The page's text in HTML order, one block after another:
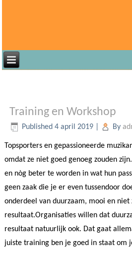
Training en Workshop
Published 4 april 2019 By
Topsporters en gepassioneerde
omdat ze niet goed genoeg zouden
en nòg beter te worden in wat hun
geen zaak die je er even tussendoor
onderdeel van duurzaam, mooi en
resultaat.Organisaties willen dat
resultaat natuurlijk ook. Dat gaat
juiste training ben je goed in staat om